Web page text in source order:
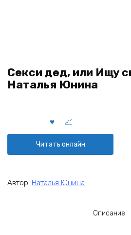
Секси дед, или Ищу
Наталья Юнина
Читать онлайн
Автор: Наталья Юнина
Описание